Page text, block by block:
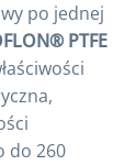
po jednej
PTFE
do 260